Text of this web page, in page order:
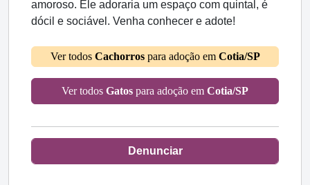
amoroso. Ele adoraria um espaço com quintal, é
dócil e sociável. Venha conhecer e adote!
Ver todos Cachorrospara adoção em Cotia/SP
Ver todos Gatos para adoção em Cotia/SP
Denunciar